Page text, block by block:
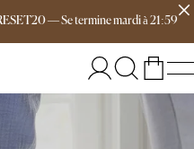
—Se terminemardià21:59
dès 149 €